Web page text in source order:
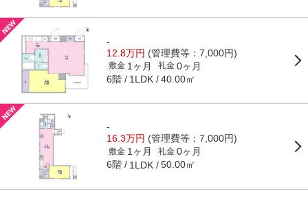
-
12.8万円 (管理費等：7,000円)
敷金 1ヶ月 礼金 0ヶ月
6階 1LDK 40.00㎡
-
16.3万円 (管理費等：7,000円)
敷金 1ヶ月 礼金 0ヶ月
6階 1LDK 50.00㎡